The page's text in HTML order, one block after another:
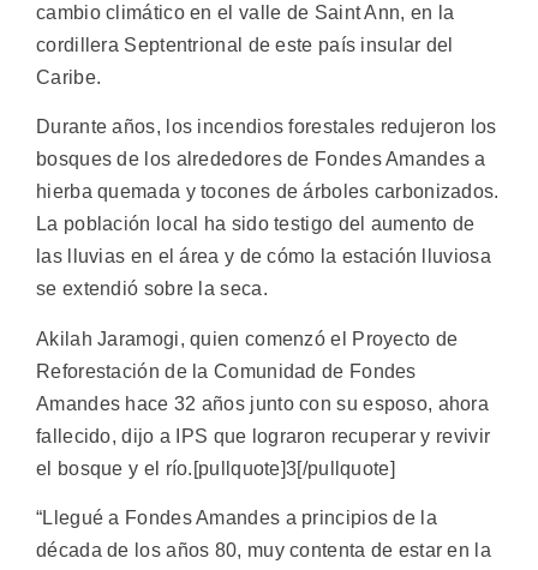
cambio climático en el valle de Saint Ann, en la
cordillera Septentrional de este país insular del
Caribe.
Durante años, los incendios forestales redujeron los
bosques de los alrededores de Fondes Amandes a
hierba quemada y tocones de árboles carbonizados.
La población local ha sido testigo del aumento de
las lluvias en el área y de cómo la estación lluviosa
se extendió sobre la seca.
Akilah Jaramogi, quien comenzó el Proyecto de
Reforestación de la Comunidad de Fondes
Amandes hace 32 años junto con su esposo, ahora
fallecido, dijo a IPS que lograron recuperar y revivir
el bosque y el río.[pullquote]3[/pullquote]
“Llegué a Fondes Amandes a principios de la
década de los años 80, muy contenta de estar en la